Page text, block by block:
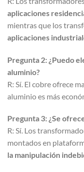
aplicaciones
mientras que los
aplicaciones
Pregunta 2: ¿Puedo
aluminio?
R: Sí. El cobre ofrece
aluminio es más
Pregunta 3: ¿Se
R: Sí. Los
montados en
la manipulación